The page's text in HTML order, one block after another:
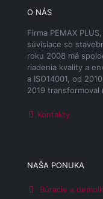
O NÁS
Firma PEMAX
súvisiace so
roku 2008 má
riadenia kvality a
a ISO14001, od
2019 transformoval
Kontakty
NAŠA PONUKA
Búracie a